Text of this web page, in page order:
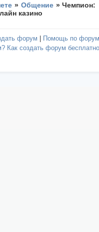
» Общение »Чемпион:
казино
форум Помощь по